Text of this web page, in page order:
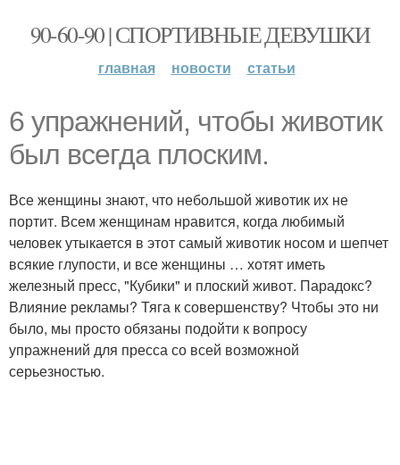
90-60-90 | СПОРТИВНЫЕ ДЕВУШКИ
главная новости статьи
6 упражнений, чтобы животик
был всегда плоским.
Все женщины знают, что небольшой животик их не
портит. Всем женщинам нравится, когда любимый
человек утыкается в этот самый животик носом и шепчет
всякие глупости, и все женщины … хотят иметь
железный пресс, "Кубики" и плоский живот. Парадокс?
Влияние рекламы? Тяга к совершенству? Чтобы это ни
было, мы просто обязаны подойти к вопросу
упражнений для пресса со всей возможной
серьезностью.